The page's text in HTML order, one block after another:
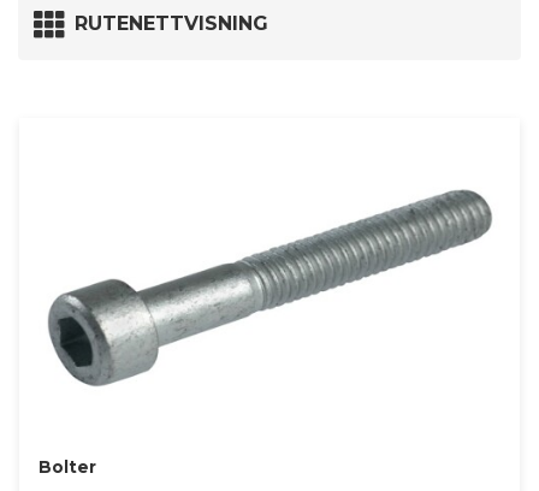
eller skriv til
hsdk@hydraspecma.com
råd, slik at du får den riktige løsningen første gang.
RUTENETTVISNING
Bolter